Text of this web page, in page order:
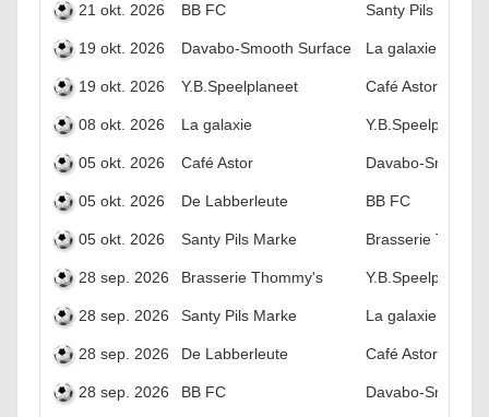
21 okt. 2026 BB FC Santy Pils Marke
19 okt. 2026 Davabo-Smooth Surface La galaxie
19 okt. 2026 Y.B.Speelplaneet Café Astor
08 okt. 2026 La galaxie Y.B.Speelplaneet
05 okt. 2026 Café Astor Davabo-Smooth
05 okt. 2026 De Labberleute BB FC
05 okt. 2026 Santy Pils Marke Brasserie
28 sep. 2026 Brasserie Thommy's Y.B.Speelplaneet
28 sep. 2026 Santy Pils Marke La galaxie
28 sep. 2026 De Labberleute Café Astor
28 sep. 2026 BB FC Davabo-Smooth